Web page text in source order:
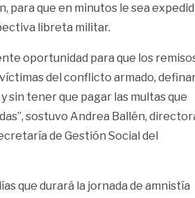
para que en minutos le sea
libreta militar.
oportunidad para que los
del conflicto armado,
sin tener que pagar las multas que
sostuvo Andrea Ballén,
de Gestión Social del
que durará la jornada de amnistía